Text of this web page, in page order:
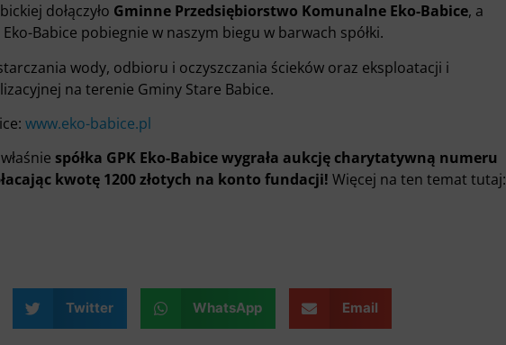
dołączyło Gminne Przedsiębiorstwo Komunalne Eko-Babice, a
Babice pobiegnie w naszym biegu w barwach spółki.
wody, odbioru i oczyszczania ścieków oraz eksploatacji i
na terenie Gminy Stare Babice.
www.eko-babice.pl
spółka GPK Eko-Babice wygrała aukcję charytatywną numeru
kwotę 1200 złotych na konto fundacji! Więcej na ten temat tutaj:
Twitter WhatsApp Email